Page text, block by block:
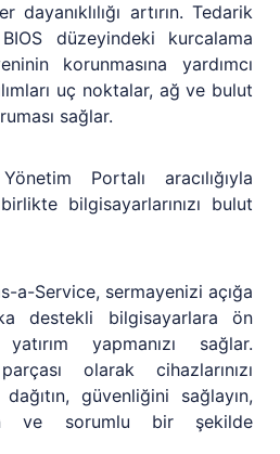
dayanıklılığı artırın. Tedarik
düzeyindeki kurcalama
korunmasına yardımcı
uç noktalar, ağ ve bulut
sağlar.
Portalı aracılığıyla
bilgisayarlarınızı bulut
a-Service, sermayenizi açığa
destekli bilgisayarlara ön
yapmanızı sağlar.
olarak cihazlarınızı
güvenliğini sağlayın,
ve sorumlu bir şekilde